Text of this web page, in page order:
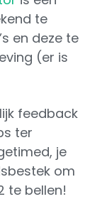
te
en deze te
(er is
feedback
ter
je
om
te bellen!